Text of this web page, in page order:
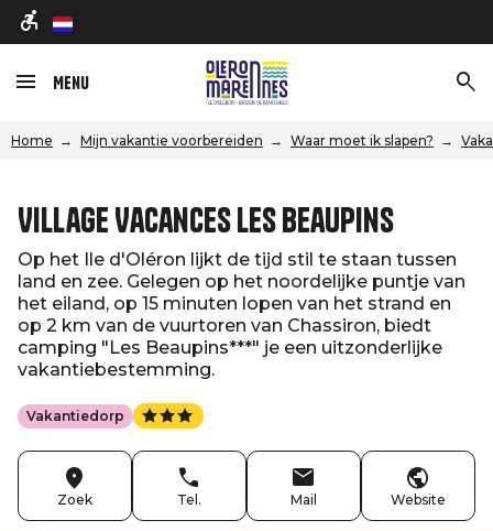
nl
Menu
Home Mijn vakantie voorbereiden Waar moet ik slapen?
Village Vacances Les Beaupins
Op het Ile d'Oléron lijkt de tijd stil te staan tussen
land en zee. Gelegen op het noordelijke puntje van
het eiland, op 15 minuten lopen van het strand en
op 2 km van de vuurtoren van Chassiron, biedt
camping "Les Beaupins***" je een uitzonderlijke
vakantiebestemming.
Vakantiedorp
Zoek Tel. Mail Website